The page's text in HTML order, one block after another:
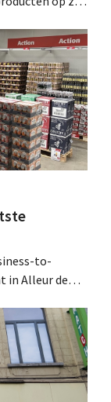
to-
in Alleur de
professionele